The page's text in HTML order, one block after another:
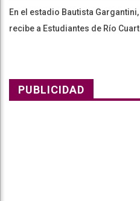
En el estadio Bautista
recibe a Estudiantes de Río
PUBLICIDAD